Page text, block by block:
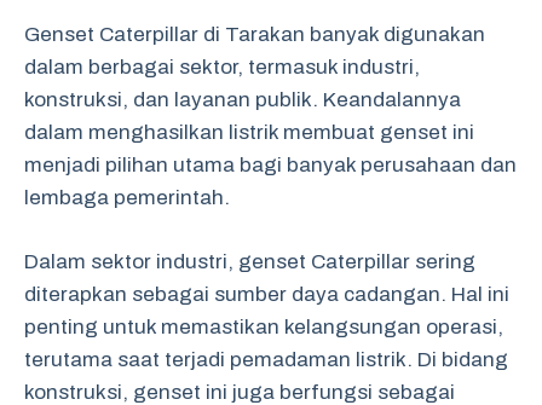
Genset Caterpillar di Tarakan banyak digunakan
dalam berbagai sektor, termasuk industri,
konstruksi, dan layanan publik. Keandalannya
dalam menghasilkan listrik membuat genset ini
menjadi pilihan utama bagi banyak perusahaan dan
lembaga pemerintah.
Dalam sektor industri, genset Caterpillar sering
diterapkan sebagai sumber daya cadangan. Hal ini
penting untuk memastikan kelangsungan operasi,
terutama saat terjadi pemadaman listrik. Di bidang
konstruksi, genset ini juga berfungsi sebagai